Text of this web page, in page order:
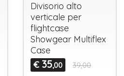
Divisorio alto
verticale per
flightcase
Showgear Multiflex
Case
€ 35,00 39,00